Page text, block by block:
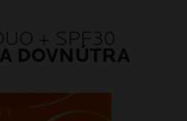
+ SPF30
DOVNÚTRA